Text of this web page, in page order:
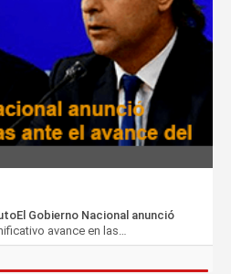
Gobierno Nacional anunció
avance en las…